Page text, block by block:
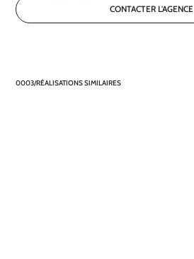
CONTACTER L'AGENCE
RÉALISATIONS SIMILAIRES